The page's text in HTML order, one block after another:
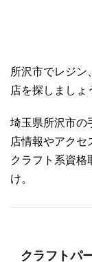
所沢市でレジン
店を探しましょ
埼玉県所沢市の
店情報やアクセ
クラフト系資格
け。
クラフトパ